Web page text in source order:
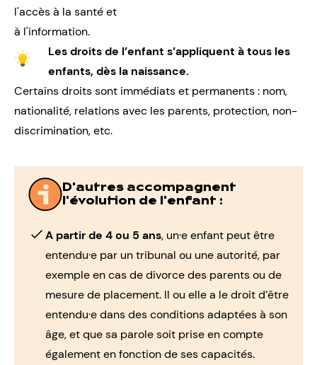
l'accès à la santé et
à l'information.
Les droits de l’enfant s’appliquent à tous les
enfants, dès la naissance.
Certains droits sont immédiats et permanents : nom,
nationalité, relations avec les parents, protection, non-
discrimination, etc.
D'autres accompagnent
l'évolution de l'enfant :
A partir de 4 ou 5 ans, un·e enfant peut être
entendu·e par un tribunal ou une autorité, par
exemple en cas dedivorce des parentsou de
mesure de placement. Il ou elle a le droit d’être
entendu·e dans des conditions adaptées à son
âge, et que sa parole soit prise en compte
également en fonction de ses capacités.